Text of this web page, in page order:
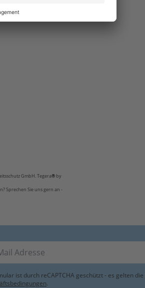
GmbH. Tegera® by
Sprechen Sie uns gern an -
ist durch reCAPTCHA geschützt - es gelten die
.